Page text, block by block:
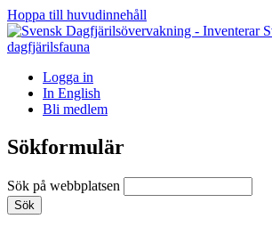
Hoppa till huvudinnehåll
Logga in
In English
Bli medlem
Sökformulär
Sök på webbplatsen